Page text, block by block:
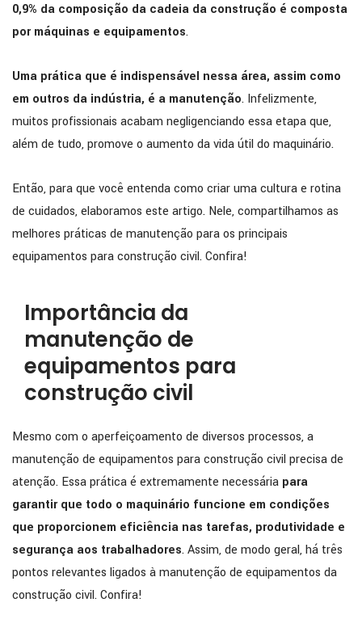
0,9% da composição da cadeia da construção é composta
por máquinas e equipamentos.
Uma prática que é indispensável nessa área, assim como
em outros da indústria, é a manutenção. Infelizmente,
muitos profissionais acabam negligenciando essa etapa que,
além de tudo, promove o aumento da vida útil do maquinário.
Então, para que você entenda como criar uma cultura e rotina
de cuidados, elaboramos este artigo. Nele, compartilhamos as
melhores práticas de manutenção para os principais
equipamentos para construção civil. Confira!
Importância da
manutenção de
equipamentos para
construção civil
Mesmo com o aperfeiçoamento de diversos processos, a
manutenção de equipamentos para construção civil precisa de
atenção. Essa prática é extremamente necessária para
garantir que todo o maquinário funcione em condições
que proporcionem eficiência nas tarefas, produtividade e
segurança aos trabalhadores. Assim, de modo geral, há três
pontos relevantes ligados à manutenção de equipamentos da
construção civil. Confira!